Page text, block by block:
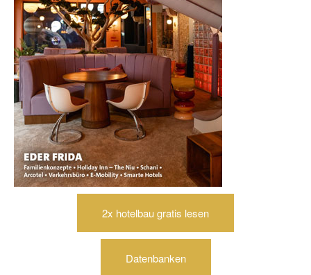
2x hotelbau gratis lesen
Datenbanken